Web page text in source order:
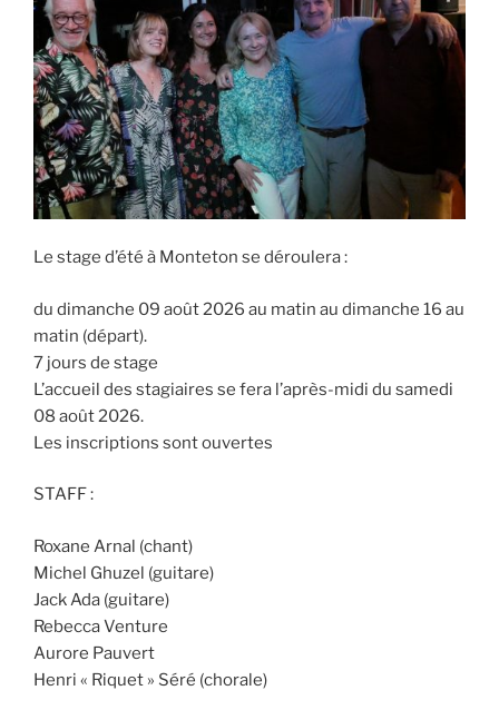
Le stage d’été à Monteton se déroulera :
du dimanche 09 août 2026 au matin au dimanche 16 au
matin (départ).
7 jours de stage
L’accueil des stagiaires se fera l’après-midi du samedi
08 août 2026.
Les inscriptions sont ouvertes
STAFF :
Roxane Arnal (chant)
Michel Ghuzel (guitare)
Jack Ada (guitare)
Rebecca Venture
Aurore Pauvert
Henri « Riquet » Séré (chorale)